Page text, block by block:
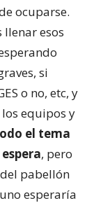
ocuparse.
llenar esos
si
o no, etc, y
equipos y
el tema
, pero
pabellón
esperaría